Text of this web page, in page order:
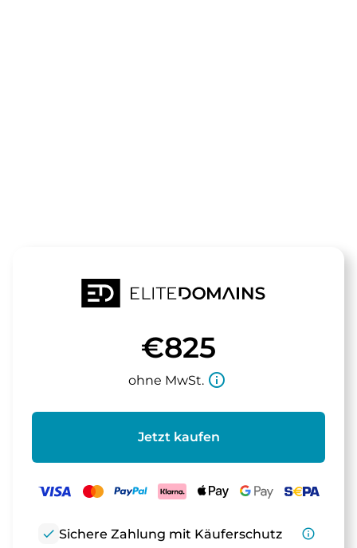
€825
ohne MwSt. info_outline
Jetzt kaufen
check Sichere Zahlung mit Käuferschutz
info_outline